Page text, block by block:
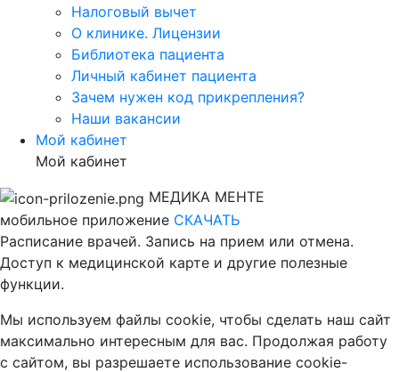
Налоговый вычет
О клинике. Лицензии
Библиотека пациента
Личный кабинет пациента
Зачем нужен код прикрепления?
Наши вакансии
Мой кабинет
Мой кабинет
МЕДИКА МЕНТЕ
мобильное приложение СКАЧАТЬ
Расписание врачей. Запись на прием или отмена.
Доступ к медицинской карте и другие полезные
функции.
Мы используем файлы cookie, чтобы сделать наш сайт
максимально интересным для вас. Продолжая работу
с сайтом, вы разрешаете использование cookie-